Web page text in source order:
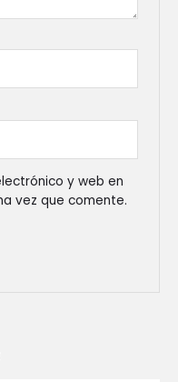
y web en
vez que comente.